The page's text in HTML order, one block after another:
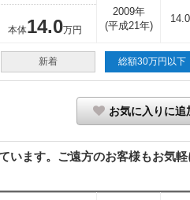
本体14.0万円
2009年
(平成21年)
新着 総額30万円以下
お気に入りに追
ます。ご遠方のお客様もお気